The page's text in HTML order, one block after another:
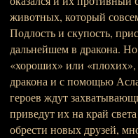
животных, который
Подлость и скупость,
дальнейшем в дракона.
«хороших» или «плохих»,
дракона и с помощью
героев ждут
приведут их на край
обрести новых друзей,